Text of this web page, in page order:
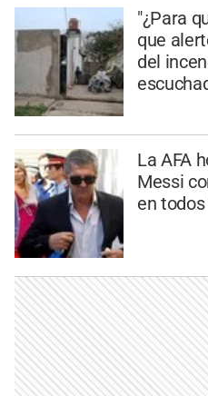
"¿Para
que
del
La AFA
Messi
en